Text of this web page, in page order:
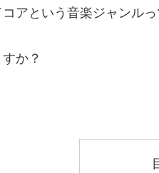
アという音楽ジャンルっ
か？